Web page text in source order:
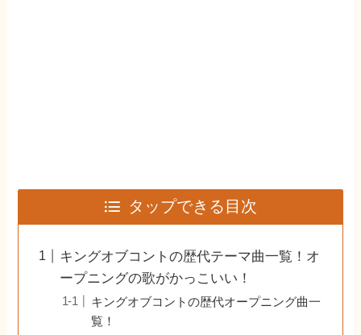
タップできる目次
キングオブコントの歴代テーマ曲一覧！オ
ープニングの歌がかっこいい！
キングオブコントの歴代オープニング曲一
覧！